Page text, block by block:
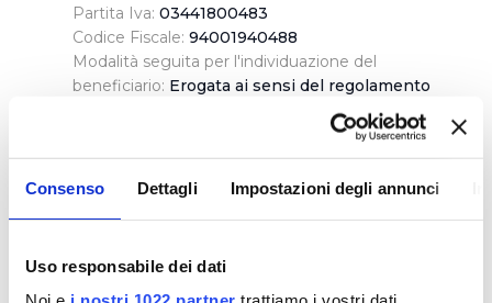
Consenso Dettagli Impostazioni degli annunci
Uso responsabile dei dati
Partita Iva: 03441800483
Codice Fiscale: 94001940488
Modalità seguita per l'individuazione del
beneficiario: Erogata ai sensi del regolamento
Denominazione:A.s.d. Laurenziana
3434
Norma/titolo attribuzione:Click Day